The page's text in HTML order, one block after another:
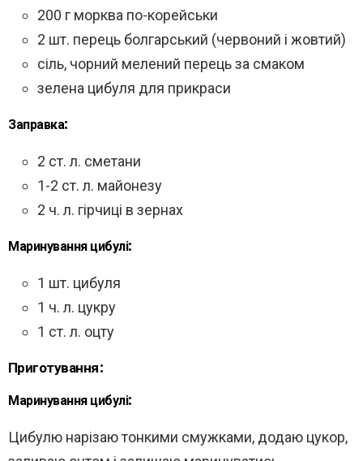
200 г морква по-корейськи
2 шт. перець болгарський (червоний і жовтий)
сіль, чорний мелений перець за смаком
зелена цибуля для прикраси
Заправка:
2 ст. л. сметани
1-2 ст. л. майонезу
2 ч. л. гірчиці в зернах
Маринування цибулі:
1 шт. цибуля
1 ч. л. цукру
1 ст. л. оцту
Приготування:
Маринування цибулі:
Цибулю нарізаю тонкими смужками, додаю цукор,